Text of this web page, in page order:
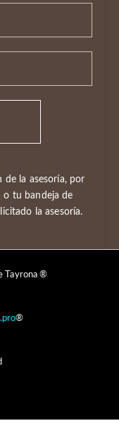
de la asesoría, por
o tu bandeja de
la asesoría.
Tayrona ®
®